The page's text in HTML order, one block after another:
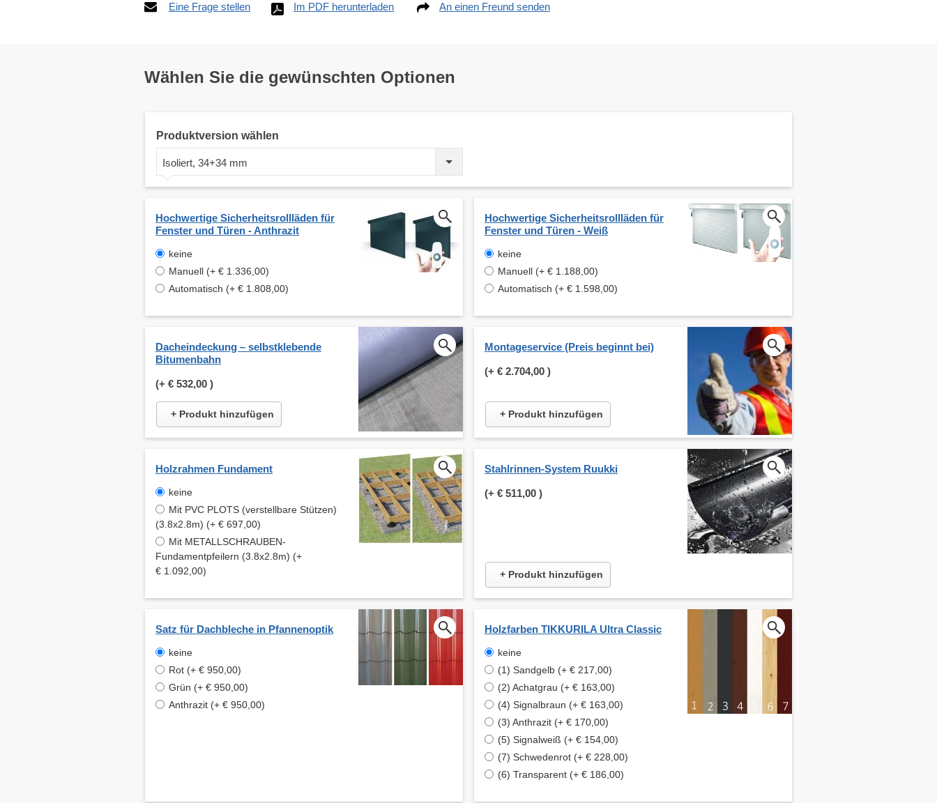
Eine Frage stellen Im PDF herunterladen An einen Freund senden
Wählen Sie die gewünschten Optionen
Produktversion wählen
Isoliert, 34+34 mm
Hochwertige Sicherheitsrollläden für
Fenster und Türen - Anthrazit
keine
Manuell (+ € 1.336,00)
Automatisch (+ € 1.808,00)
Hochwertige Sicherheitsrollläden für
Fenster und Türen - Weiß
keine
Manuell (+ € 1.188,00)
Automatisch (+ € 1.598,00)
Dacheindeckung – selbstklebende
Bitumenbahn
(+ € 532,00 )
+ Produkt hinzufügen
Montageservice (Preis beginnt bei)
(+ € 2.704,00 )
+ Produkt hinzufügen
Holzrahmen Fundament
keine
Mit PVC PLOTS (verstellbare Stützen)
(3.8x2.8m) (+ € 697,00)
Mit METALLSCHRAUBEN-
Fundamentpfeilern (3.8x2.8m) (+
€ 1.092,00)
Stahlrinnen-System Ruukki
(+ € 511,00 )
+ Produkt hinzufügen
Satz für Dachbleche in Pfannenoptik
keine
Rot (+ € 950,00)
Grün (+ € 950,00)
Anthrazit (+ € 950,00)
Holzfarben TIKKURILA Ultra Classic
keine
(1) Sandgelb (+ € 217,00)
(2) Achatgrau (+ € 163,00)
(4) Signalbraun (+ € 163,00)
(3) Anthrazit (+ € 170,00)
(5) Signalweiß (+ € 154,00)
(7) Schwedenrot (+ € 228,00)
(6) Transparent (+ € 186,00)